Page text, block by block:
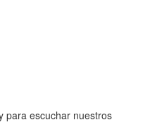
para escuchar nuestros